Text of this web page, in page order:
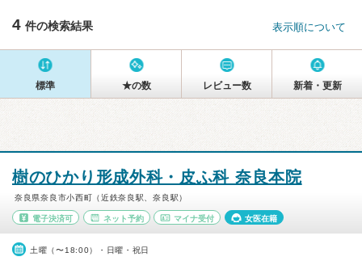
4 件の検索結果 表示順について
標準 ★の数 レビュー数 新着・更新
樹のひかり形成外科・皮ふ科 奈良本院
奈良県奈良市小西町（近鉄奈良駅、奈良駅）
電子決済可 ネット予約 マイナ受付 女医在籍
土曜（〜18:00）・日曜・祝日